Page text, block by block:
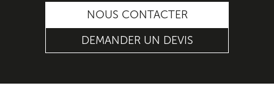
NOUS CONTACTER
DEMANDER UN DEVIS